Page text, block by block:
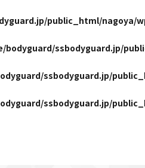
public_html/
bodyguard/ssbodyguard.jp/
ssbodyguard.jp/
ssbodyguard.jp/